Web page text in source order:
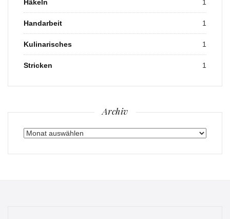
Häkeln 1
Handarbeit 1
Kulinarisches 1
Stricken 1
Archiv
Archiv